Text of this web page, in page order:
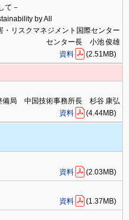
て－
by All
リスクマネジメント国際センター
センター長 小池 俊雄
資料
(2.51MB)
備局 中国技術事務所長 杉谷 康弘
資料
(4.44MB)
資料
(2.03MB)
資料
(1.37MB)